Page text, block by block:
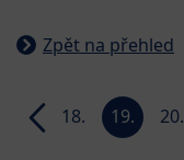
Zpět na přehled
17.
18.
19.
20.